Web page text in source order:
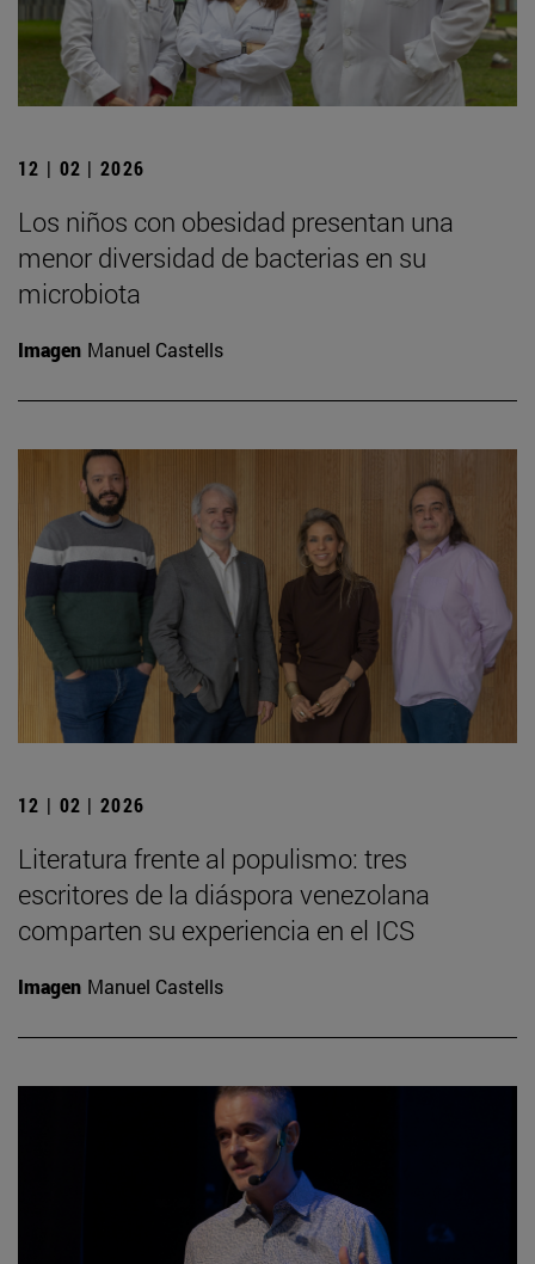
12 | 02 | 2026
Los niños con obesidad presentan una
menor diversidad de bacterias en su
microbiota
Imagen Manuel Castells
12 | 02 | 2026
Literatura frente al populismo: tres
escritores de la diáspora venezolana
comparten su experiencia en el ICS
Imagen Manuel Castells